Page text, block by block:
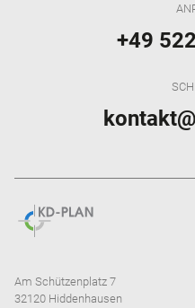
+49
Am Schützenplatz 7
32120 Hiddenhausen